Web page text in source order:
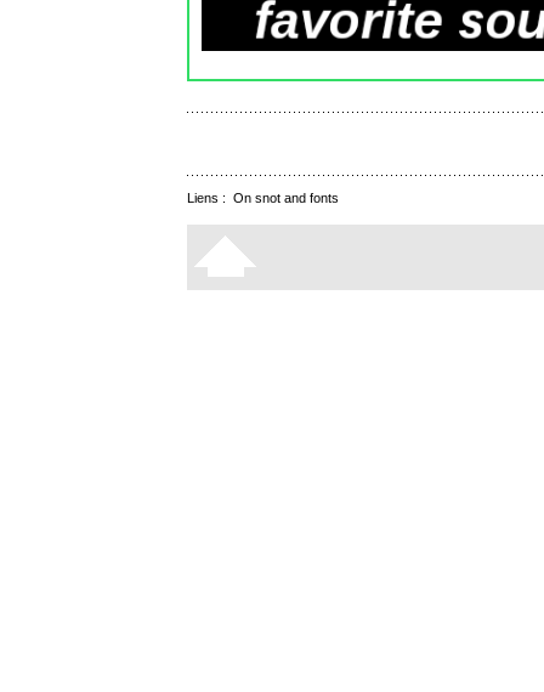
Liens : On snot and fonts